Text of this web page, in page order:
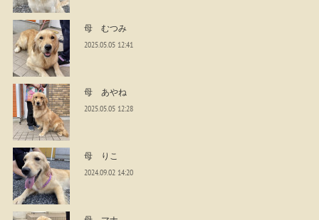
母 むつみ
2025.05.05 12:41
母 あやね
2025.05.05 12:28
母 りこ
2024.09.02 14:20